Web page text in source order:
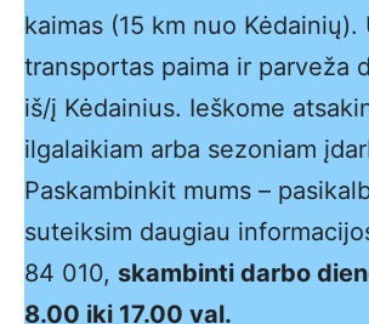
kaimas (15 km nuo Kėdainių).
transportas paima ir parveža
iš/į Kėdainius. Ieškome
ilgalaikiam arba sezoniam
Paskambinkit mums –
suteiksim daugiau
84 010, skambinti darbo
8.00 iki 17.00 val.